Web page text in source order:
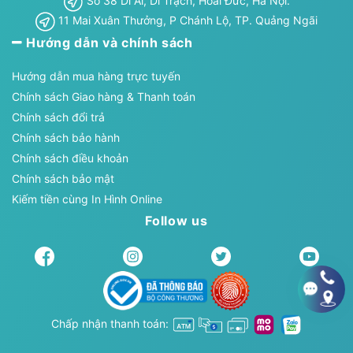
11 Mai Xuân Thưởng, P Chánh Lộ, TP. Quảng Ngãi
Hướng dẫn và chính sách
Hướng dẫn mua hàng trực tuyến
Chính sách Giao hàng & Thanh toán
Chính sách đổi trả
Chính sách bảo hành
Chính sách điều khoản
Chính sách bảo mật
Kiếm tiền cùng In Hình Online
Follow us
Chấp nhận thanh toán: